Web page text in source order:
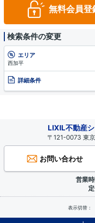
無料会員登
検索条件の変更
エリア
西加平
詳細条件
LIXIL不動産
〒121-0073 東
お問い合わせ
営業
表示切替：